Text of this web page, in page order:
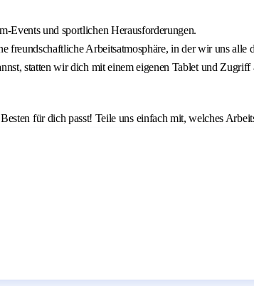
Events und sportlichen Herausforderungen.
freundschaftliche Arbeitsatmosphäre, in der wir uns alle
statten wir dich mit einem eigenen Tablet und
für dich passt! Teile uns einfach mit, welches